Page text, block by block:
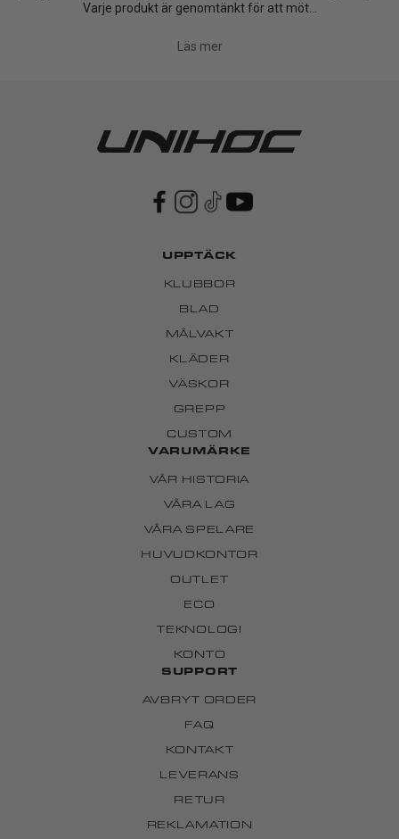
Varje produkt är genomtänkt för att möt...
Läs mer
UPPTÄCK
KLUBBOR
BLAD
MÅLVAKT
KLÄDER
VÄSKOR
GREPP
CUSTOM
VARUMÄRKE
VÅR HISTORIA
VÅRA LAG
VÅRA SPELARE
HUVUDKONTOR
OUTLET
ECO
TEKNOLOGI
KONTO
SUPPORT
AVBRYT ORDER
FAQ
KONTAKT
LEVERANS
RETUR
REKLAMATION